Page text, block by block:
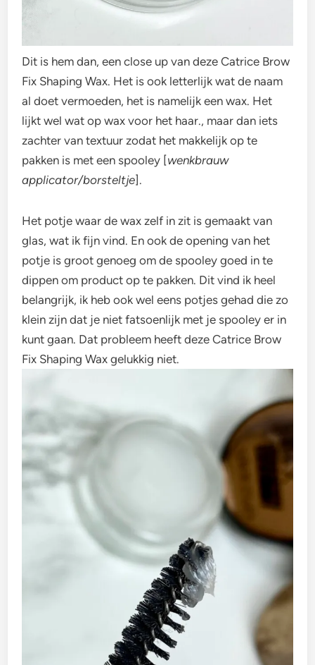
Dit is hem dan, een close up van deze Catrice Brow
Fix Shaping Wax. Het is ook letterlijk wat de naam
al doet vermoeden, het is namelijk een wax. Het
lijkt wel wat op wax voor het haar., maar dan iets
zachter van textuur zodat het makkelijk op te
pakken is met een spooley [wenkbrauw
applicator/borsteltje].
Het potje waar de wax zelf in zit is gemaakt van
glas, wat ik fijn vind. En ook de opening van het
potje is groot genoeg om de spooley goed in te
dippen om product op te pakken. Dit vind ik heel
belangrijk, ik heb ook wel eens potjes gehad die zo
klein zijn dat je niet fatsoenlijk met je spooley er in
kunt gaan. Dat probleem heeft deze Catrice Brow
Fix Shaping Wax gelukkig niet.